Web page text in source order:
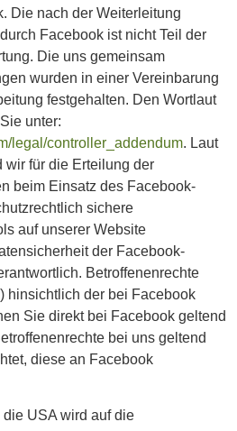
Die nach der Weiterleitung
Facebook ist nicht Teil der
Die uns gemeinsam
wurden in einer Vereinbarung
festgehalten. Den Wortlaut
unter:
legal/controller_addendum. Laut
wir für die Erteilung der
beim Einsatz des Facebook-
sichere
auf unserer Website
der Facebook-
Betroffenenrechte
hinsichtlich der bei Facebook
Sie direkt bei Facebook geltend
bei uns geltend
diese an Facebook
USA wird auf die